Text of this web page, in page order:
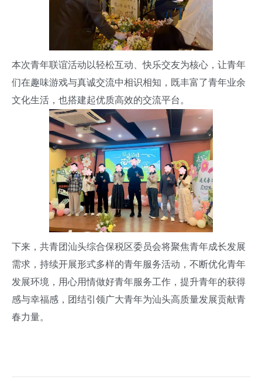
本次青年联谊活动以轻松互动、快乐交友为核心，让青年
们在趣味游戏与真诚交流中相识相知，既丰富了青年业余
文化生活，也搭建起优质高效的交流平台。
下来，共青团汕头综合保税区委员会将聚焦青年成长发展
需求，持续开展形式多样的青年服务活动，不断优化青年
发展环境，用心用情做好青年服务工作，提升青年的获得
感与幸福感，团结引领广大青年为汕头高质量发展贡献青
春力量。